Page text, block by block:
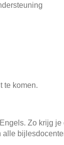
te komen.
Zo krijg